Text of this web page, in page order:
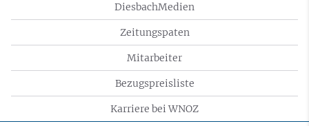
DiesbachMedien
Zeitungspaten
Mitarbeiter
Bezugspreisliste
Karriere bei WNOZ